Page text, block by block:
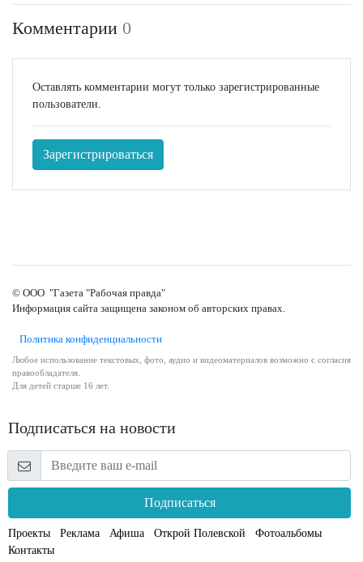
Комментарии 0
Оставлять комментарии могут только зарегистрированные
пользователи.
Зарегистрироваться
© ООО "Газета "Рабочая правда"
Информация сайта защищена законом об авторских правах.
Политика конфиденциальности
Любое использование текстовых, фото, аудио и видеоматериалов возможно с согласия
правообладателя.
Для детей старше 16 лет.
Подписаться на новости
Подписаться
Проекты Реклама Афиша Открой Полевской
Фотоальбомы
Контакты